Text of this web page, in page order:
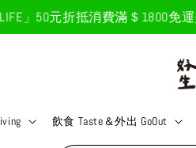
50元折抵消費滿＄1800免運費
飲食 Taste＆外出 GoOut